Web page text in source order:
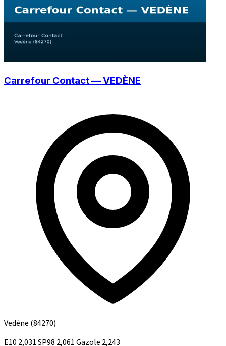
Carrefour Contact — VEDÈNE
Vedène (84270)
E10 2,031SP98 2,061Gazole 2,243